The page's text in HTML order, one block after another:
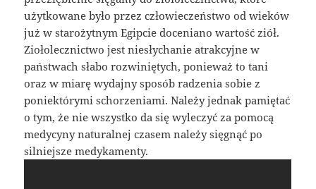
użytkowane było przez człowieczeństwo od wieków
już w starożytnym Egipcie doceniano wartość ziół.
Ziołolecznictwo jest niesłychanie atrakcyjne w
państwach słabo rozwiniętych, ponieważ to tani
oraz w miarę wydajny sposób radzenia sobie z
poniektórymi schorzeniami. Należy jednak pamiętać
o tym, że nie wszystko da się wyleczyć za pomocą
medycyny naturalnej czasem należy sięgnąć po
silniejsze medykamenty.